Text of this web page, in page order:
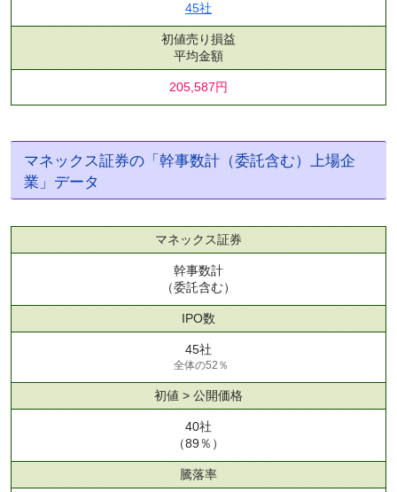
45社
初値売り損益
平均金額
205,587円
マネックス証券の「幹事数計（委託含む）上場企
業」データ
マネックス証券
幹事数計
（委託含む）
IPO数
45社
全体の52％
初値 > 公開価格
40社
（89％）
騰落率